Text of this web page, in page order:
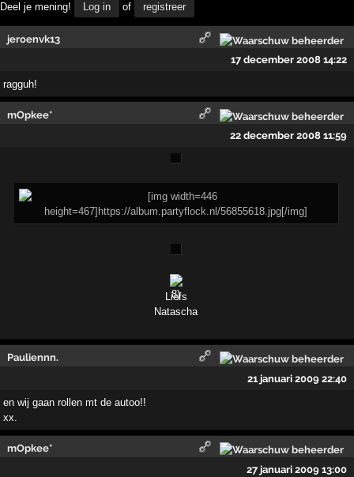
Deel je mening! Log in of registreer
jeroenvk13
17 december 2008 14:22
ragguh!
mOpkee*
22 december 2008 11:59
Liefs
Natascha
Pauliennn.
21 januari 2009 22:40
en wij gaan rollen mt de autoo!!
xx.
mOpkee*
27 januari 2009 13:00